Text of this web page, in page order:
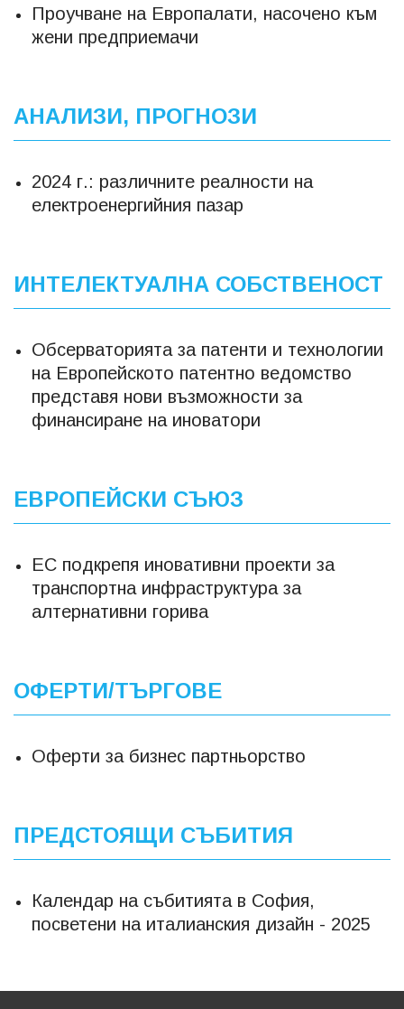
Проучване на Европалати, насочено към
жени предприемачи
АНАЛИЗИ, ПРОГНОЗИ
2024 г.: различните реалности на
електроенергийния пазар
ИНТЕЛЕКТУАЛНА СОБСТВЕНОСТ
Обсерваторията за патенти и технологии
на Европейското патентно ведомство
представя нови възможности за
финансиране на иноватори
ЕВРОПЕЙСКИ СЪЮЗ
ЕС подкрепя иновативни проекти за
транспортна инфраструктура за
алтернативни горива
ОФЕРТИ/ТЪРГОВЕ
Оферти за бизнес партньорство
ПРЕДСТОЯЩИ СЪБИТИЯ
Календар на събитията в София,
посветени на италианския дизайн - 2025